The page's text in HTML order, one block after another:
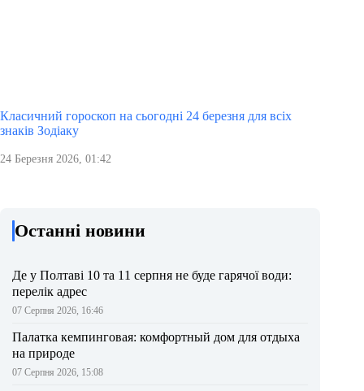
Класичний гороскоп на сьогодні 24 березня для всіх
знаків Зодіаку
24 Березня 2026, 01:42
Останні новини
Де у Полтаві 10 та 11 серпня не буде гарячої води:
перелік адрес
07 Серпня 2026, 16:46
Палатка кемпинговая: комфортный дом для отдыха
на природе
07 Серпня 2026, 15:08